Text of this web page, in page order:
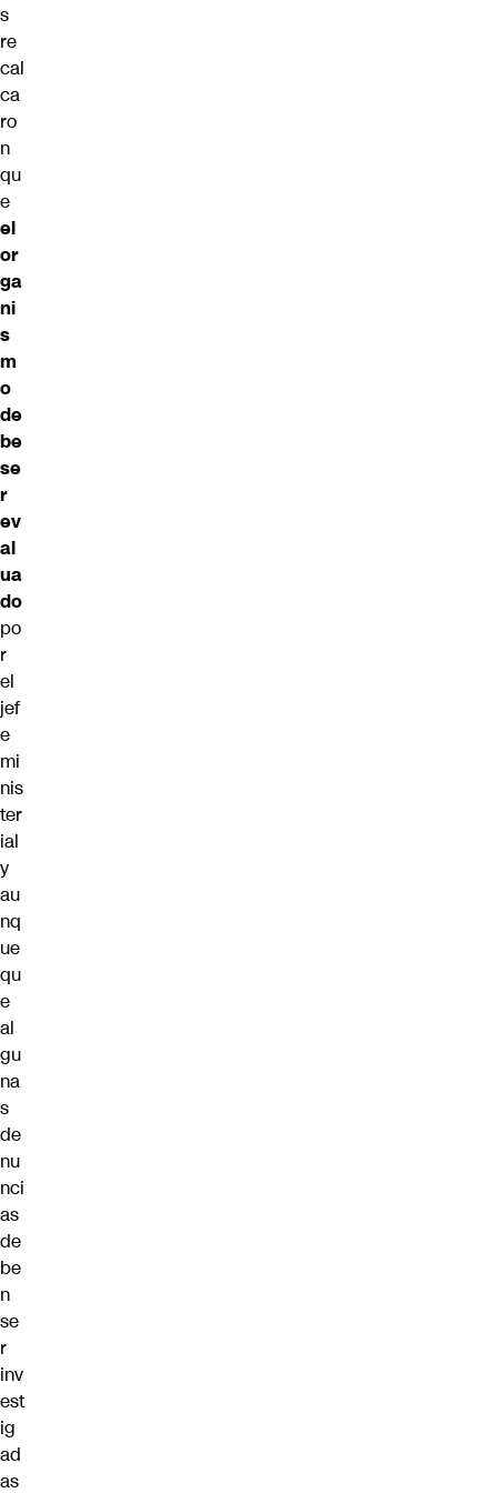
s
re
cal
ca
ro
n
qu
e
el
or
ga
ni
s
m
o
de
be
se
r
ev
al
ua
do
po
r
el
jef
e
mi
nis
ter
ial
y
au
nq
ue
qu
e
al
gu
na
s
de
nu
nci
as
de
be
n
se
r
inv
est
ig
ad
as